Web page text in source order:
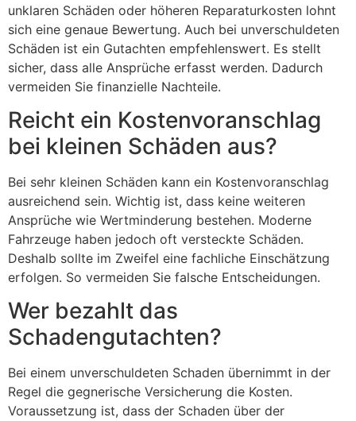
unklaren Schäden oder höheren Reparaturkosten lohnt
sich eine genaue Bewertung. Auch bei unverschuldeten
Schäden ist ein Gutachten empfehlenswert. Es stellt
sicher, dass alle Ansprüche erfasst werden. Dadurch
vermeiden Sie finanzielle Nachteile.
Reicht ein Kostenvoranschlag
bei kleinen Schäden aus?
Bei sehr kleinen Schäden kann ein Kostenvoranschlag
ausreichend sein. Wichtig ist, dass keine weiteren
Ansprüche wie Wertminderung bestehen. Moderne
Fahrzeuge haben jedoch oft versteckte Schäden.
Deshalb sollte im Zweifel eine fachliche Einschätzung
erfolgen. So vermeiden Sie falsche Entscheidungen.
Wer bezahlt das
Schadengutachten?
Bei einem unverschuldeten Schaden übernimmt in der
Regel die gegnerische Versicherung die Kosten.
Voraussetzung ist, dass der Schaden über der